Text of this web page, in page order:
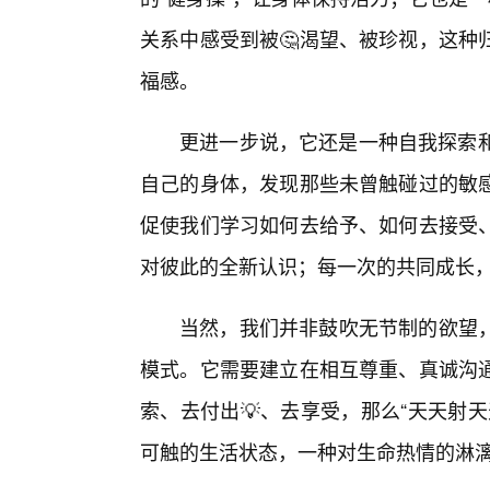
关系中感受到被🤔渴望、被珍视，这
福感。
更进一步说，它还是一种自我探
自己的身体，发现那些未曾触碰过的
促使我们学习如何去给予、如何去接
对彼此的全新认识；每一次的共同成长
当然，我们并非鼓吹无节制的欲
模式。它需要建立在相互尊重、真诚
索、去付出💡、去享受，那么“天天射
可触的生活状态，一种对生命热情的淋